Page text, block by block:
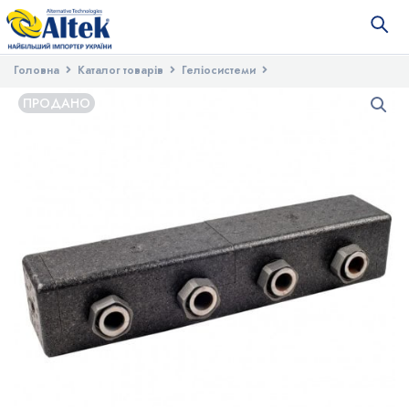
Головна Каталог товарів
Геліосистеми
Насосні станції і насоси
контура. Арт. R70UM-2
ПРОДАНО